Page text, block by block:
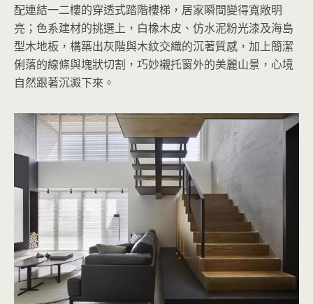
配連結一二樓的穿透式踏階樓梯，居家瞬間變得寬敞明
亮；色系建材的挑選上，白橡木皮、仿水泥粉光漆及海島
型木地板，構築出灰階與木紋交織的沉著質感，加上簡潔
俐落的線條與塊狀切割，巧妙襯托窗外的美麗山景，心境
自然跟著沉澱下來。